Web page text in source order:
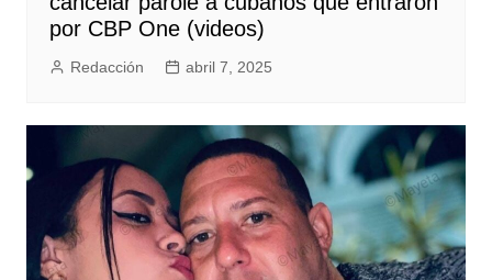
por CBP One (videos)
Redacción abril 7, 2025